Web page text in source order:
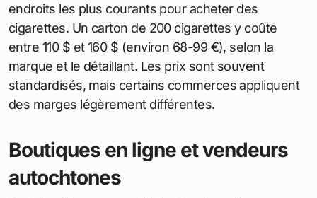
endroits les plus courants pour acheter des
cigarettes. Un carton de 200 cigarettes y coûte
entre 110 $ et 160 $ (environ 68-99 €), selon la
marque et le détaillant. Les prix sont souvent
standardisés, mais certains commerces appliquent
des marges légèrement différentes.
Boutiques en ligne et vendeurs
autochtones